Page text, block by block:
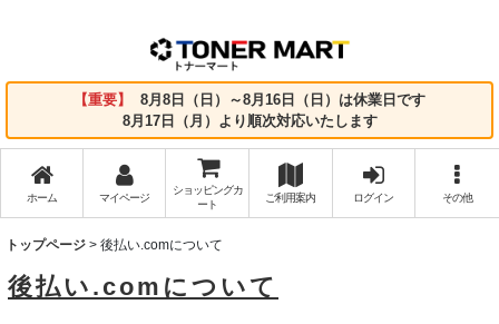
【重要】
8月8日（日）～8月16日（日）は休業日です
8月17日（月）より順次対応いたします
ホーム マイページ
ショッピングカ
ート
ご利用案内 ログイン その他
トップページ > 後払い.comについて
後払い.comについて